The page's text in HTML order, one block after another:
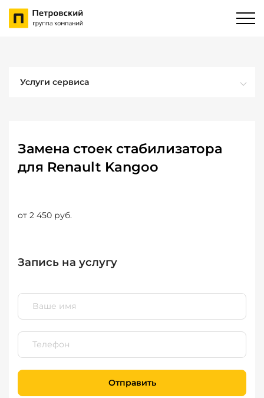
Услуги сервиса
Замена стоек стабилизатора
для Renault Kangoo
от 2 450 руб.
Запись на услугу
Отправить